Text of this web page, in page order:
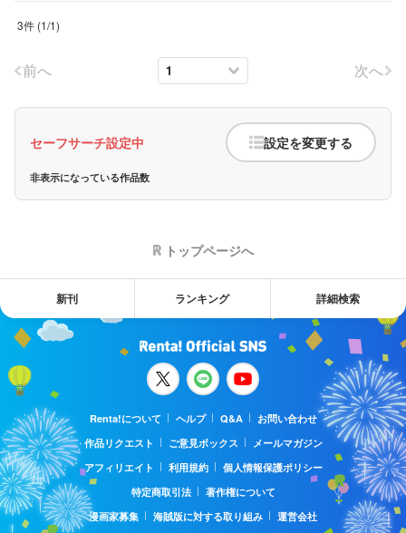
3件 (1/1)
前へ 次へ
セーフサーチ設定中 設定を変更する
非表示になっている作品数
トップページへ
新刊 ランキング 詳細検索
Renta!について ヘルプ Q&A
お問い合わせ
作品リクエスト
ご意見ボックス
メールマガジン
アフィリエイト
利用規約
個人情報保護ポリシー
特定商取引法
著作権について
漫画家募集
海賊版に対する取り組み 運営会社